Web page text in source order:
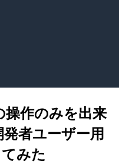
作のみを出来
者ユーザー用
みた